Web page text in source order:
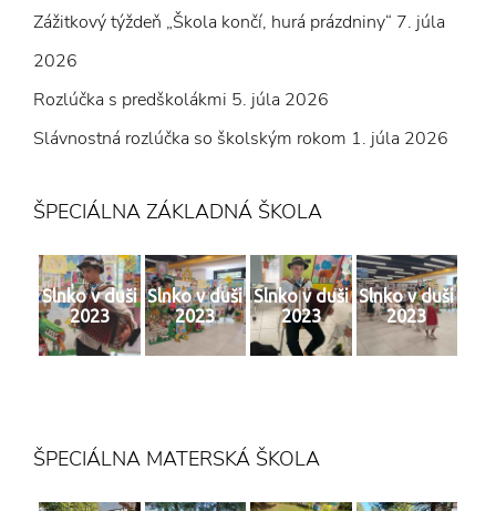
Zážitkový týždeň „Škola končí, hurá prázdniny“ 7. júla
2026
Rozlúčka s predškolákmi 5. júla 2026
Slávnostná rozlúčka so školským rokom 1. júla 2026
ŠPECIÁLNA ZÁKLADNÁ ŠKOLA
Slnko v duši
2023
Slnko v duši
2023
Slnko v duši
2023
Slnko v duši
2023
ŠPECIÁLNA MATERSKÁ ŠKOLA